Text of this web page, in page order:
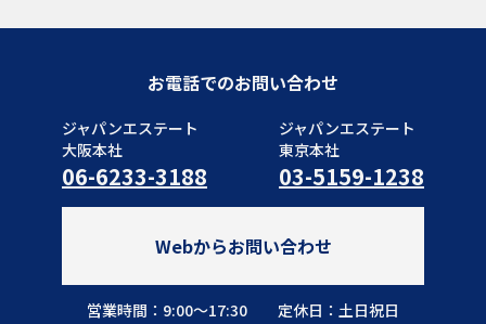
お電話でのお問い合わせ
ジャパンエステート
大阪本社
06-6233-3188
ジャパンエステート
東京本社
03-5159-1238
Webからお問い合わせ
営業時間：9:00～17:30 定休日：土日祝日